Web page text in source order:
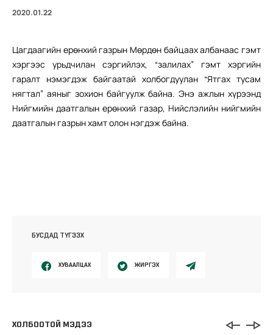
2020.01.22
Цагдаагийн ерөнхий газрын Мөрдөн байцаах албанаас гэмт
хэргээс урьдчилан сэргийлэх, “залилах” гэмт хэргийн
гаралт нэмэгдэж байгаатай холбогдуулан “Ятгах тусам
нягтал” аяныг зохион байгуулж байна. Энэ ажлын хүрээнд
Нийгмийн даатгалын ерөнхий газар, Нийслэлийн нийгмийн
даатгалын газрын хамт олон нэгдэж байна.
БУСДАД ТҮГЭЭХ
ХУВААЛЦАХ ЖИРГЭХ
ХОЛБООТОЙ МЭДЭЭ